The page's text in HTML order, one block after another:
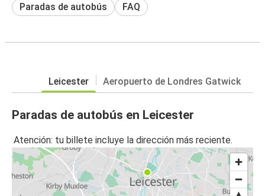
Paradas de autobús FAQ
Leicester Aeropuerto de Londres Gatwick
Paradas de autobús en Leicester
Atención: tu billete incluye la dirección más reciente.